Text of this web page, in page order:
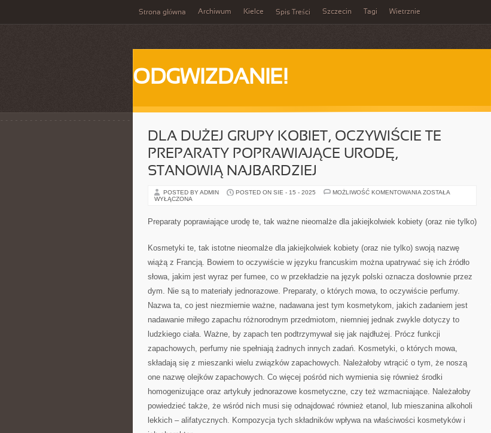
Strona główna Archiwum Kielce Spis Treści Szczecin Tagi Wietrznie
ODGWIZDANIE!
DLA DUŻEJ GRUPY KOBIET, OCZYWIŚCIE TE
PREPARATY POPRAWIAJĄCE URODĘ,
STANOWIĄ NAJBARDZIEJ
POSTED BY ADMIN POSTED ON SIE - 15 - 2025 MOŻLIWOŚĆ KOMENTOWANIA DLA
OCZYWIŚCIE
TE
URODĘ,
STANOWIĄ
ZOSTAŁA
WYŁĄCZONA
Preparaty poprawiające urodę te, tak ważne nieomalże dla jakiejkolwiek kobiety (oraz nie tylko)
Kosmetyki te, tak istotne nieomalże dla jakiejkolwiek kobiety (oraz nie tylko) swoją nazwę
wiążą z Francją. Bowiem to oczywiście w języku francuskim można upatrywać się ich źródło
słowa, jakim jest wyraz per fumee, co w przekładzie na język polski oznacza dosłownie przez
dym. Nie są to materiały jednorazowe. Preparaty, o których mowa, to oczywiście perfumy.
Nazwa ta, co jest niezmiernie ważne, nadawana jest tym kosmetykom, jakich zadaniem jest
nadawanie miłego zapachu różnorodnym przedmiotom, niemniej jednak zwykle dotyczy to
ludzkiego ciała. Ważne, by zapach ten podtrzymywał się jak najdłużej. Prócz funkcji
zapachowych, perfumy nie spełniają żadnych innych zadań. Kosmetyki, o których mowa,
składają się z mieszanki wielu związków zapachowych. Należałoby wtrącić o tym, że noszą
one nazwę olejków zapachowych. Co więcej pośród nich wymienia się również środki
homogenizujące oraz artykuły jednorazowe kosmetyczne, czy też wzmacniające. Należałoby
powiedzieć także, że wśród nich musi się odnajdować również etanol, lub mieszanina alkoholi
lekkich – alifatycznych. Kompozycja tych składników wpływa na właściwości kosmetyków i